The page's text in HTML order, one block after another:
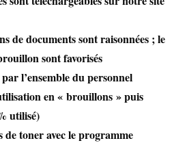
de documents sont raisonnées ; le
sont favorisés
l’ensemble du personnel
en « brouillons » puis
utilisé)
de toner avec le programme